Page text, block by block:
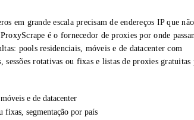
em grande escala precisam de endereços IP que não
é o fornecedor de proxies por onde
pools residenciais, móveis e de datacenter com
sessões rotativas ou fixas e listas de proxies gratuitas
e de datacenter
fixas, segmentação por país